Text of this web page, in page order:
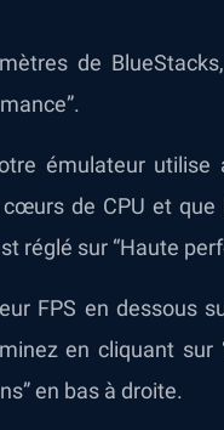
de
émulateur utilise
cœurs de CPU et que
réglé sur “Haute
FPS en dessous
en cliquant sur
en bas à droite.